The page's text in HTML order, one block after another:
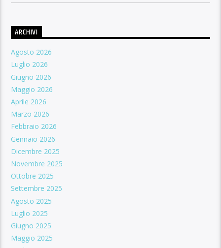
ARCHIVI
Agosto 2026
Luglio 2026
Giugno 2026
Maggio 2026
Aprile 2026
Marzo 2026
Febbraio 2026
Gennaio 2026
Dicembre 2025
Novembre 2025
Ottobre 2025
Settembre 2025
Agosto 2025
Luglio 2025
Giugno 2025
Maggio 2025